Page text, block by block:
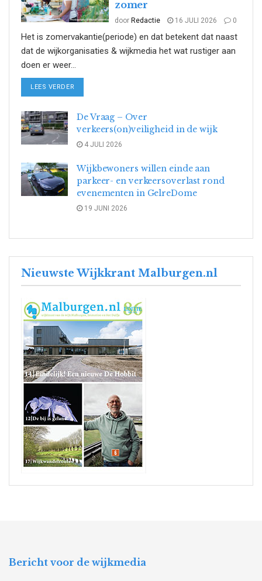
zomer
door Redactie 16 JULI 2026 0
Het is zomervakantie(periode) en dat betekent dat naast
dat de wijkorganisaties & wijkmedia het wat rustiger aan
doen er weer...
LEES VERDER
De Vraag – Over
verkeers(on)veiligheid in de wijk
4 JULI 2026
Wijkbewoners willen einde aan
parkeer- en verkeersoverlast rond
evenementen in GelreDome
19 JUNI 2026
Nieuwste Wijkkrant Malburgen.nl
Bericht voor de wijkmedia